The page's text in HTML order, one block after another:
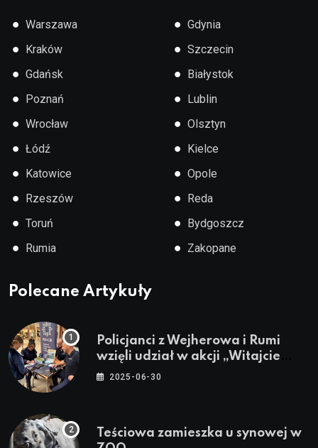
● Warszawa
● Kraków
● Gdańsk
● Poznań
● Wrocław
● Łódź
● Katowice
● Rzeszów
● Toruń
● Rumia
● Gdynia
● Szczecin
● Białystok
● Lublin
● Olsztyn
● Kielce
● Opole
● Reda
● Bydgoszcz
● Zakopane
Polecane Artykuły
Policjanci z Wejherowa i Rumi
wzięli udział w akcji „Witajcie
Wakacje”
2025-06-30
Teściowa zamieszka u synowej w